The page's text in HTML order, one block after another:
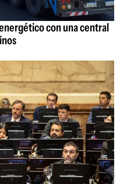
con una central